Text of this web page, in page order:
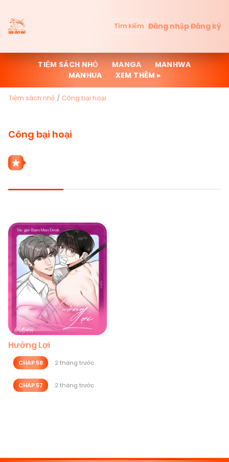
Tìm kiếm Đăng nhậpĐăng ký
TIỆM SÁCH NHỎ MANGA
MANHWA
MANHUA
XEM THÊM ▸
Tiệm sách nhỏ Công bại hoại
Công bại hoại
Hưởng Lợi
CHAP 58 2 tháng trước
CHAP 57 2 tháng trước